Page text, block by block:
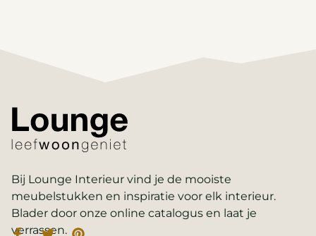
Bij Lounge Interieur vind je de mooiste
meubelstukken en inspiratie voor elk interieur.
Blader door onze online catalogus en laat je
verrassen.